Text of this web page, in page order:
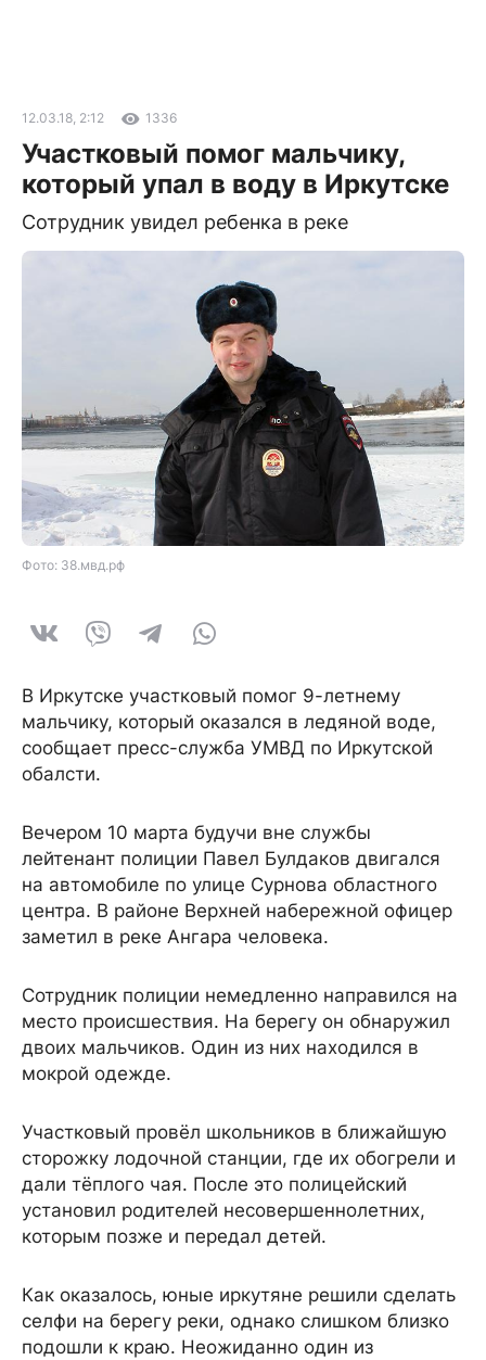
12.03.18, 2:12 1336
Участковый помог мальчику,
который упал в воду в Иркутске
Сотрудник увидел ребенка в реке
Фото: 38.мвд.рф
В Иркутске участковый помог 9-летнему
мальчику, который оказался в ледяной воде,
сообщает пресс-служба УМВД по Иркутской
обалсти.
Вечером 10 марта будучи вне службы
лейтенант полиции Павел Булдаков двигался
на автомобиле по улице Сурнова областного
центра. В районе Верхней набережной офицер
заметил в реке Ангара человека.
Сотрудник полиции немедленно направился на
место происшествия. На берегу он обнаружил
двоих мальчиков. Один из них находился в
мокрой одежде.
Участковый провёл школьников в ближайшую
сторожку лодочной станции, где их обогрели и
дали тёплого чая. После это полицейский
установил родителей несовершеннолетних,
которым позже и передал детей.
Как оказалось, юные иркутяне решили сделать
селфи на берегу реки, однако слишком близко
подошли к краю. Неожиданно один из